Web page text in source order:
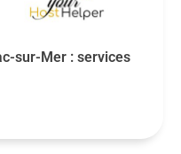
sur-Mer : services